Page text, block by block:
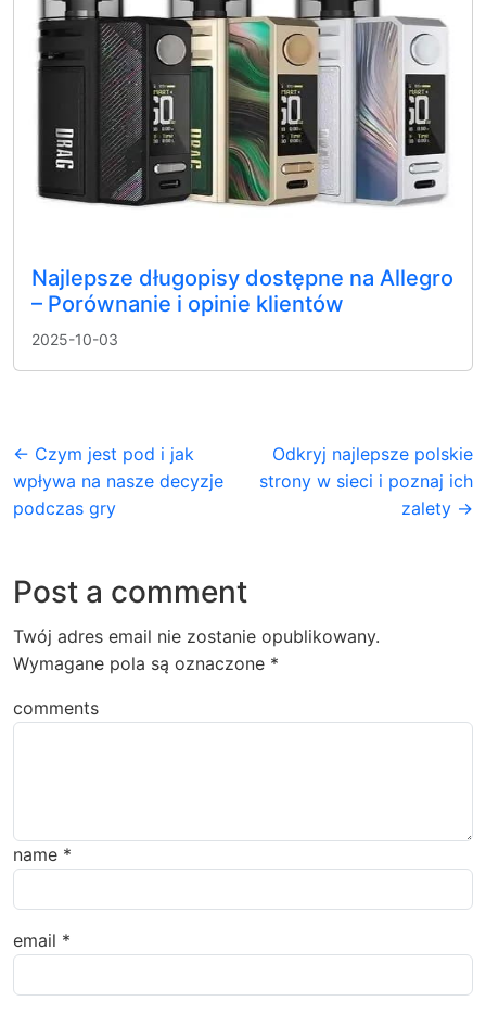
Najlepsze długopisy dostępne na Allegro
– Porównanie i opinie klientów
2025-10-03
← Czym jest pod i jak
wpływa na nasze decyzje
podczas gry
Odkryj najlepsze polskie
strony w sieci i poznaj ich
zalety →
Post a comment
Twój adres email nie zostanie opublikowany.
Wymagane pola są oznaczone *
comments
name *
email *